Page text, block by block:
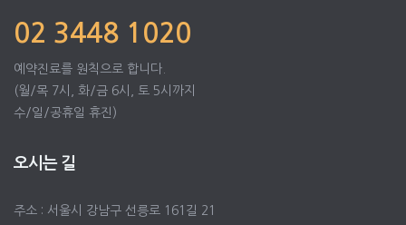
02 3448 1020
예약진료를 원칙으로 합니다.
(월/목 7시, 화/금 6시, 토 5시까지
수/일/공휴일 휴진)
오시는 길
주소 : 서울시 강남구 선릉로 161길 21